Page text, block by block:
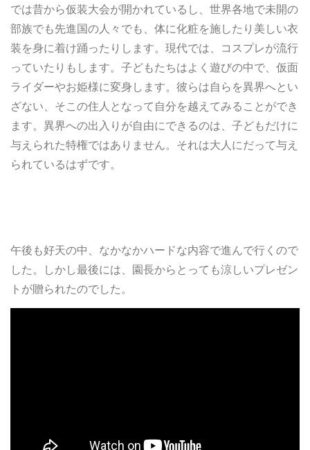
では昔から仮装大会が開かれているし、世界各地で未開の
部族でも先進国の人々でも、体に化粧を施したり美しい衣
装を身に着け踊ったりします。現代では、コスプレが流行
っていたりもします。子どもたちはよく遊びの中で、仮面
ライダーやお姫様に変身します。彼らは自らを異界へとい
ざない、そこの住人となって自分を越えてみることができ
ます。異界への出入りが自由にできるのは、子どもだけに
与えられた特権ではありません。それは大人にだって与え
られているはずです。
午後も好天の中、なかなかハードな内容で進んで行くので
した。しかし最後には、園長からとっても涼しいプレゼン
トが贈られたのでした。